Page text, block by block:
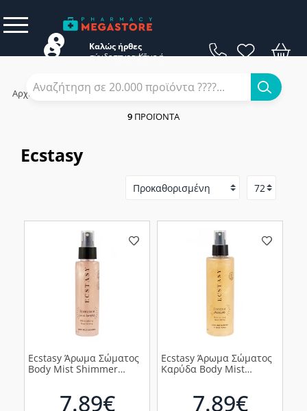
Καλώς ήρθες
Κάνε
σύνδεση ή
εγγραφή
Αρχική / Εταιρίες
Ecstasy
9 ΠΡΟΪΌΝΤΑ
Ecstasy
Ecstasy Άρωμα Σώματος
Body Mist Shimmer
7.89€
Ecstasy Άρωμα Σώματος
Καρύδα Body Mist
7.89€